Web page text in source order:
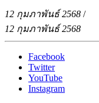
12 กุมภาพันธ์ 2568 /
12 กุมภาพันธ์ 2568
Facebook
Twitter
YouTube
Instagram